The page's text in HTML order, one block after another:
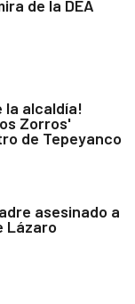
de la DEA
la alcaldía!
Zorros'
de Tepeyanco
asesinado a
Lázaro